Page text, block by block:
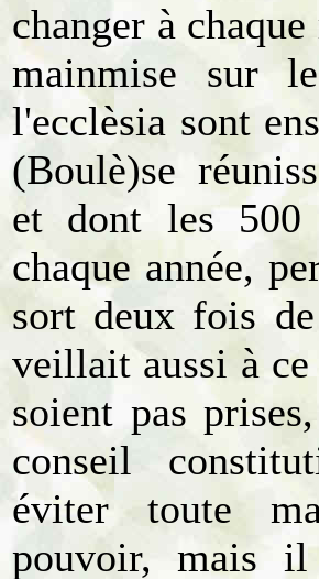
changer à
mainmise sur
l'ecclèsia sont
(Boulè)se
et dont les 500
chaque année,
sort deux fois
veillait aussi à
soient pas
conseil
éviter toute
pouvoir, mais il